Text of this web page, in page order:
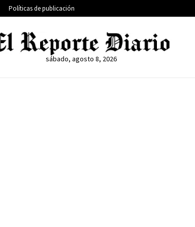
Políticas de publicación
sábado, agosto 8, 2026